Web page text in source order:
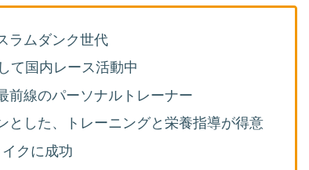
ラムダンク世代
て国内レース活動中
線のパーソナルトレーナー
とした、トレーニングと栄養指導が得意
クに成功